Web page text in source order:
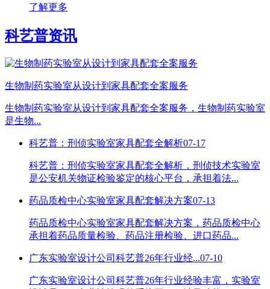
了解更多
科艺普资讯
生物制药实验室从设计到家具配套全案服务
生物制药实验室从设计到家具配套全案服务，生物制药实验室
是生物...
科艺普：刑侦实验室家具配套全解析07-17
科艺普：刑侦实验室家具配套全解析，刑侦技术实验室
是公安机关物证检验鉴定的核心平台，承担着法...
药品质检中心实验室家具配套解决方案07-13
药品质检中心实验室家具配套解决方案，药品质检中心
承担着药品质量检验、药品注册检验、进口药品...
广东实验室设计公司科艺普26年行业经...07-10
广东实验室设计公司科艺普26年行业经验丰富，实验室